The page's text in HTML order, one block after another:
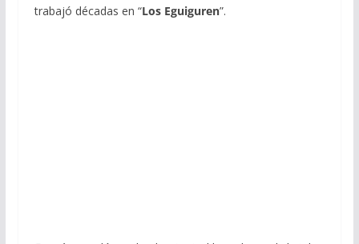
trabajó décadas en “Los Eguiguren”.